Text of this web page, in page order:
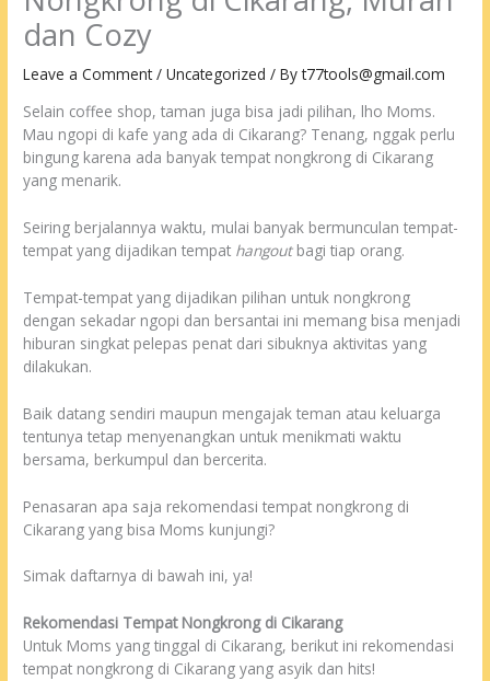
dan Cozy
Leave a Comment /Uncategorized / Byt77tools@gmail.com
Selain coffee shop, taman juga bisa jadi pilihan, lho Moms.
Mau ngopi di kafe yang ada di Cikarang? Tenang, nggak perlu
bingung karena ada banyak tempat nongkrong di Cikarang
yang menarik.
Seiring berjalannya waktu, mulai banyak bermunculan tempat-
tempat yang dijadikan tempat hangoutbagi tiap orang.
Tempat-tempat yang dijadikan pilihan untuk nongkrong
dengan sekadar ngopi dan bersantai ini memang bisa menjadi
hiburan singkat pelepas penat dari sibuknya aktivitas yang
dilakukan.
Baik datang sendiri maupun mengajak teman atau keluarga
tentunya tetap menyenangkan untuk menikmati waktu
bersama, berkumpul dan bercerita.
Penasaran apa saja rekomendasi tempat nongkrong di
Cikarang yang bisa Moms kunjungi?
Simak daftarnya di bawah ini, ya!
Rekomendasi Tempat Nongkrong di Cikarang
Untuk Moms yang tinggal di Cikarang, berikut ini rekomendasi
tempat nongkrong di Cikarang yang asyik dan hits!